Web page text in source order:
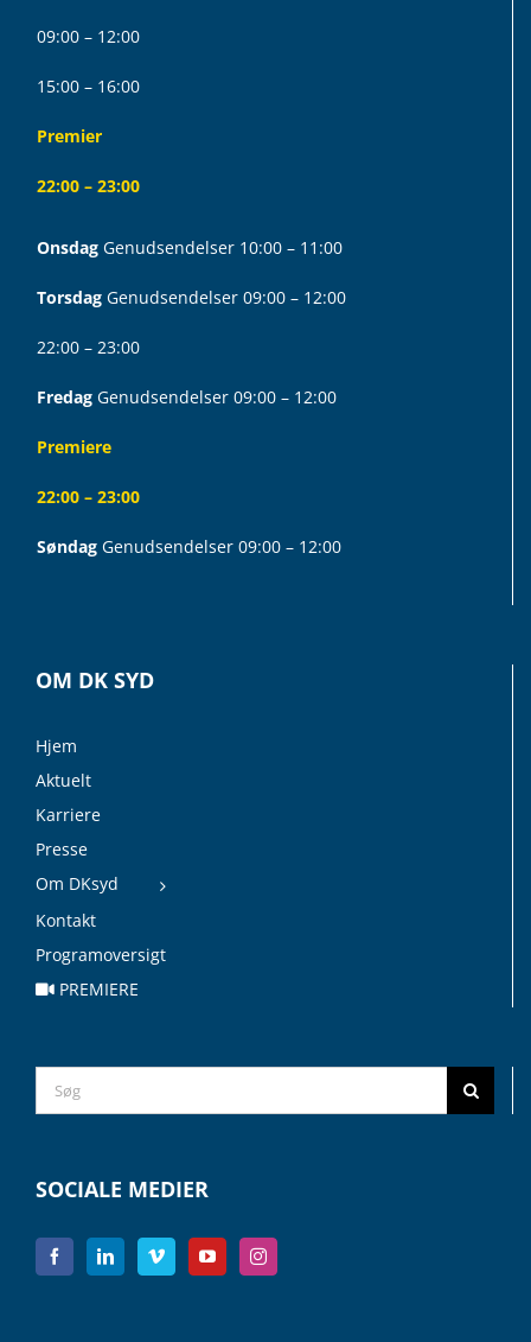
09:00 – 12:00
15:00 – 16:00
Premier
22:00 – 23:00
Onsdag Genudsendelser 10:00 – 11:00
Torsdag Genudsendelser 09:00 – 12:00
22:00 – 23:00
Fredag Genudsendelser 09:00 – 12:00
Premiere
22:00 – 23:00
Søndag Genudsendelser 09:00 – 12:00
OM DK SYD
Hjem
Aktuelt
Karriere
Presse
Om DKsyd
Kontakt
Programoversigt
PREMIERE
Search
for:
SOCIALE MEDIER